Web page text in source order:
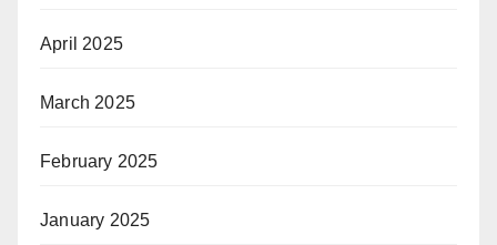
April 2025
March 2025
February 2025
January 2025